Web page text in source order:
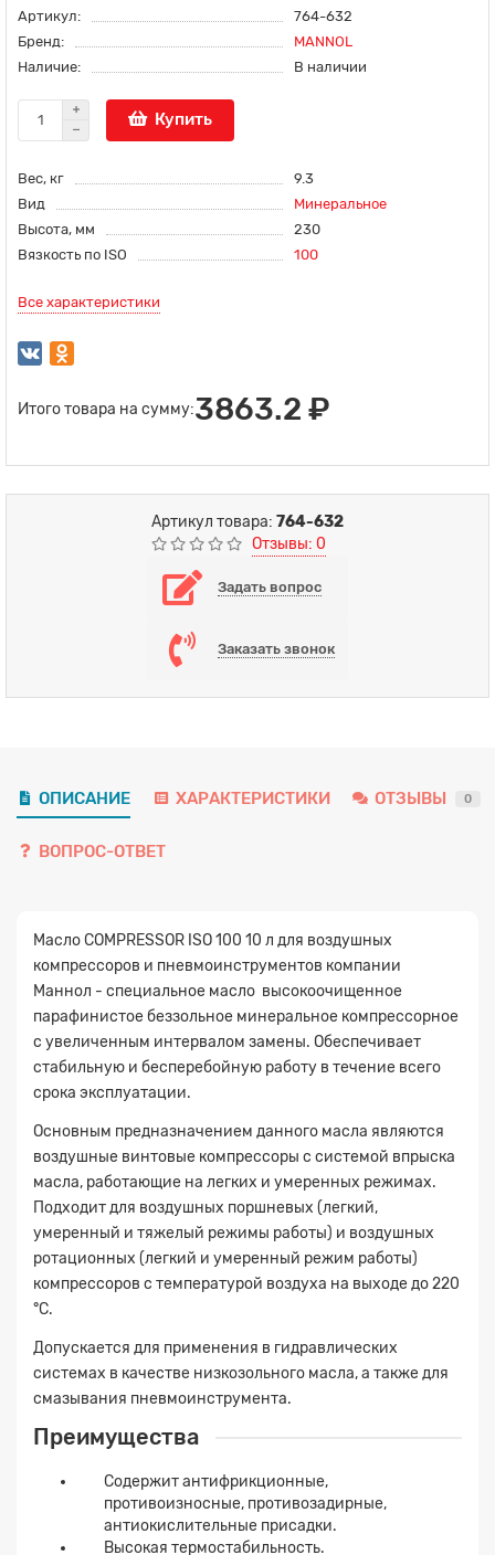
Артикул:
764-632
Бренд:
MANNOL
Наличие:
В наличии
Купить
Вес, кг
9.3
Вид
Минеральное
Высота, мм
230
Вязкость по ISO
100
Все характеристики
Итого товара на сумму:3863.2 ₽
Артикул товара: 764-632
Отзывы: 0
Задать вопрос
Заказать звонок
ОПИСАНИЕ ХАРАКТЕРИСТИКИ ОТЗЫВЫ 0
ВОПРОС-ОТВЕТ
Масло COMPRESSOR ISO 100 10 л для воздушных
компрессоров и пневмоинструментов компании
Маннол - специальное масло высокоочищенное
парафинистое беззольное минеральное компрессорное
с увеличенным интервалом замены. Обеспечивает
стабильную и бесперебойную работу в течение всего
срока эксплуатации.
Основным предназначением данного масла являются
воздушные винтовые компрессоры с системой впрыска
масла, работающие на легких и умеренных режимах.
Подходит для воздушных поршневых (легкий,
умеренный и тяжелый режимы работы) и воздушных
ротационных (легкий и умеренный режим работы)
компрессоров с температурой воздуха на выходе до 220
°C.
Допускается для применения в гидравлических
системах в качестве низкозольного масла, а также для
смазывания пневмоинструмента.
Преимущества
Содержит антифрикционные,
противоизносные, противозадирные,
антиокислительные присадки.
Высокая термостабильность.